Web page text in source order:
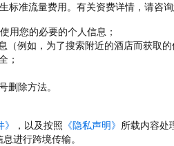
标准流量费用。有关资费详情，请咨
用您的必要的个人信息；
例如，为了搜索附近的酒店而获取
；
删除方法。
，以及按照 《隐私声明》 所载内容处
进行跨境传输。